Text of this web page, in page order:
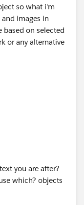
so what i'm
images in
based on selected
or any alternative
you are after?
which? objects